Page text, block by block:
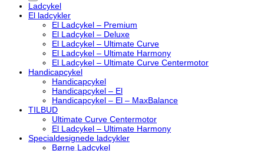
Ladcykel
El ladcykler
El Ladcykel – Premium
El Ladcykel – Deluxe
El Ladcykel – Ultimate Curve
El Ladcykel – Ultimate Harmony
El Ladcykel – Ultimate Curve Centermotor
Handicapcykel
Handicapcykel
Handicapcykel – El
Handicapcykel – El – MaxBalance
TILBUD
Ultimate Curve Centermotor
El Ladcykel – Ultimate Harmony
Specialdesignede ladcykler
Børne Ladcykel